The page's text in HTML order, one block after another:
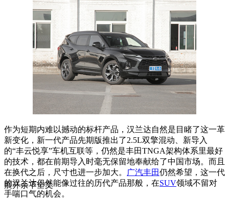
作为短期内难以撼动的标杆产品，汉兰达自然是目睹了这一革
新变化，新一代产品先期版推出了2.5L双擎混动、新导入
的“丰云悦享”车机互联等，仍然是丰田TNGA架构体系里最好
的技术，都在前期导入时毫无保留地奉献给了中国市场。而且
在换代之后，尺寸也进一步加大。 广汽丰田仍然希望，这一代
的汉兰达仍然能像过往的历代产品那般，在SUV领域不留对
手喘口气的机会。
展开余下全文